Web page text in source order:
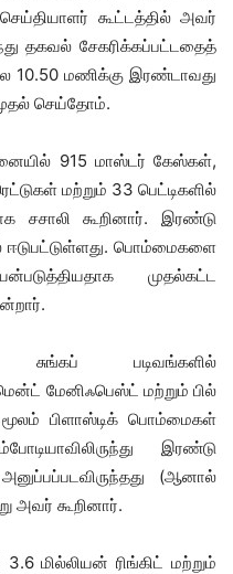
கூட்டத்தில் அவர்
தகவல் சேகரிக்கப்பட்டதைத்
10.50 மணிக்கு இரண்டாவது
செய்தோம்.
915 மாஸ்டர் கேஸ்கள்,
மற்றும் 33 பெட்டிகளில்
சசாலி கூறினார். இரண்டு
ஈடுபட்டுள்ளது. பொம்மைகளை
முதல்கட்ட
சுங்கப் படிவங்களில்
மேனிஃபெஸ்ட் மற்றும் பில்
மூலம் பிளாஸ்டிக் பொம்மைகள்
இரண்டு
(ஆனால்
அவர் கூறினார்.
3.6 மில்லியன் ரிங்கிட் மற்றும்